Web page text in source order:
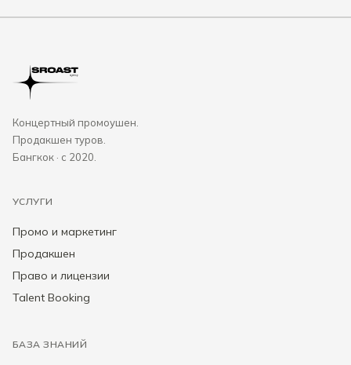
Концертный промоушен.
Продакшен туров.
Бангкок · с 2020.
УСЛУГИ
Промо и маркетинг
Продакшен
Право и лицензии
Talent Booking
БАЗА ЗНАНИЙ